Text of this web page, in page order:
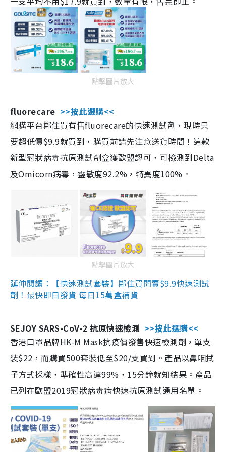
點擊圖片放大
fluorecare >>按此選購<<
網購平台鄰住買有售fluorecare的快速測試劑，現時只
要超低價$9.9就買到，購買前請先注意送貨時間！這款
新型冠狀病毒抗原測試劑盒獲歐盟認可，可檢測到Delta
及Omicorn病毒，靈敏度92.2%，特異度100%。
點擊圖片放大
延伸閱讀：【快速測試套裝】鄰住買開賣$9.9快速測試
劑！最快即日發貨 每日15萬盒補貨
SEJOY SARS-CoV-2 抗原快速檢測 >>按此選購<<
香港口罩品牌HK-M Mask抗疫價發售快速檢測劑，單支
裝$22，而購買500套裝低至$20/支買到。產品以鼻咽拭
子方式採樣，準確性高達99%，15分鐘就知結果。產品
已列在歐盟2019冠狀病毒病快速抗原測試通用名單。